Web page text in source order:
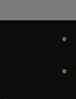
•
•